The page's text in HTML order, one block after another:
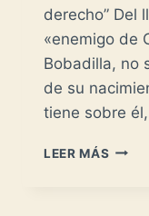
derecho” Del
«enemigo de
Bobadilla, no
de su
tiene sobre
LEER MÁS